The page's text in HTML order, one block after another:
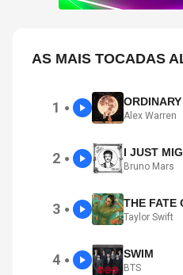
AS MAIS TOCADAS
1 ● ORDINARY
Alex Warren
2 ● I JUST
Bruno Mars
3 ● THE FATE
Taylor Swift
4 ● SWIM
BTS